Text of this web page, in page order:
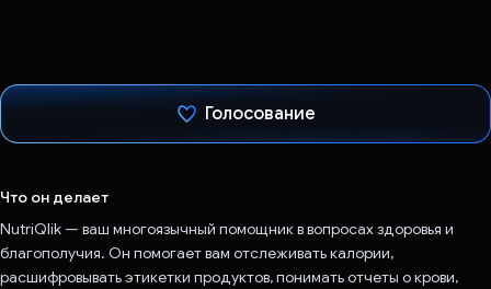
Голосование
Что он делает
NutriQlik — ваш многоязычный помощник в вопросах здоровья и
благополучия. Он помогает вам отслеживать калории,
расшифровывать этикетки продуктов, понимать отчеты о крови,